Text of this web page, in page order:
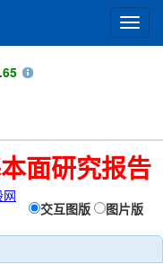
面研究报告
网
交互图版 图片版